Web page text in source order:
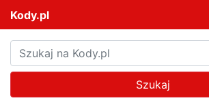
Kody.pl
Szukaj